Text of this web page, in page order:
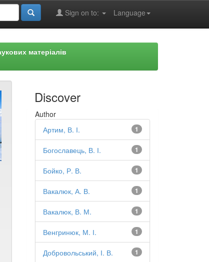
Language
Sign on to:
матеріалів
Discover
Author
1
Артим, В. І.
1
Богославець, В. І.
1
Бойко, Р. В.
1
Вакалюк, А. В.
1
Вакалюк, В. М.
1
Венгринюк, М. І.
1
Добровольський, І. В.